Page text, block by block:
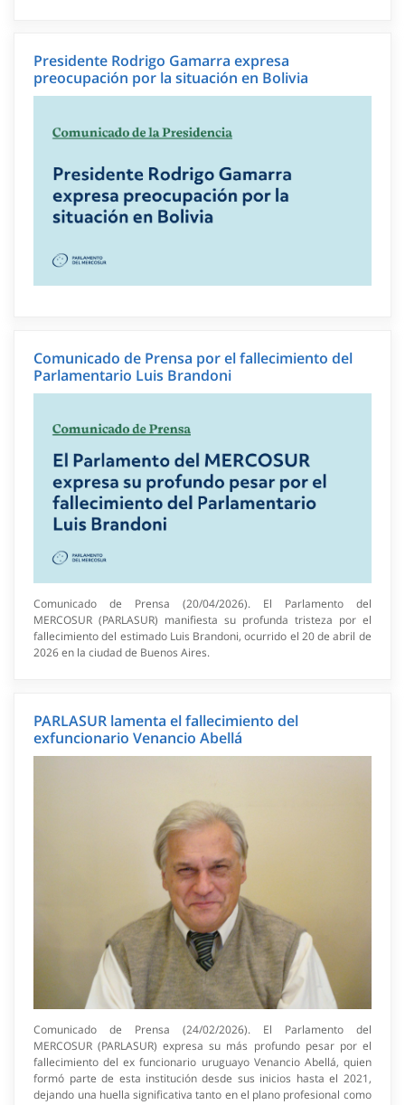
Presidente Rodrigo Gamarra expresa
preocupación por la situación en Bolivia
Comunicado de Prensa por el fallecimiento del
Parlamentario Luis Brandoni
Comunicado de Prensa (20/04/2026). El Parlamento del
MERCOSUR (PARLASUR) manifiesta su profunda tristeza por el
fallecimiento del estimado Luis Brandoni, ocurrido el 20 de abril de
2026 en la ciudad de Buenos Aires.
PARLASUR lamenta el fallecimiento del
exfuncionario Venancio Abellá
Comunicado de Prensa (24/02/2026). El Parlamento del
MERCOSUR (PARLASUR) expresa su más profundo pesar por el
fallecimiento del ex funcionario uruguayo Venancio Abellá, quien
formó parte de esta institución desde sus inicios hasta el 2021,
dejando una huella significativa tanto en el plano profesional como